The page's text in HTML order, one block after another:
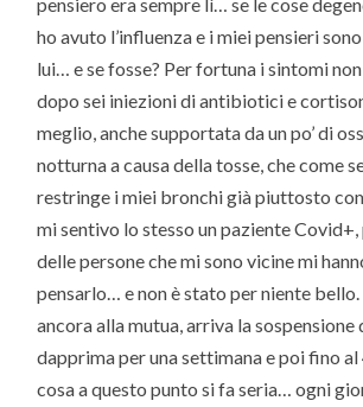
ho avuto l’influenza e i miei pensieri
lui… e se fosse? Per fortuna i sintomi
dopo sei iniezioni di antibiotici e
meglio, anche supportata da un po’ di
notturna a causa della tosse, che come
restringe i miei bronchi già piuttosto
mi sentivo lo stesso un paziente
delle persone che mi sono vicine mi
pensarlo… e non è stato per niente
ancora alla mutua, arriva la sospensione
dapprima per una settimana e poi fino
cosa a questo punto si fa seria… ogni